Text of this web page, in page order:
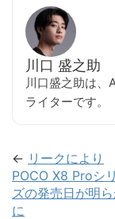
川口 盛之助
川口盛之助は、
ライターです。
← リークにより
POCO X8 Proシ
ズの発売日が明
に